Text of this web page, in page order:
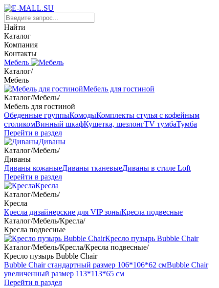
Найти
Каталог
Компания
Контакты
Мебель
Каталог/
Мебель
Мебель для гостиной
Каталог/Мебель/
Мебель для гостиной
Обеденные группыКомодыКомплекты стулья с кофейным
столикомВинный шкафКушетка, шезлонгTV тумбаТумба
Перейти в раздел
Диваны
Каталог/Мебель/
Диваны
Диваны кожаныеДиваны тканевыеДиваны в стиле Loft
Перейти в раздел
Кресла
Каталог/Мебель/
Кресла
Кресла дизайнерские для VIP зоныКресла подвесные
Каталог/Мебель/Кресла/
Кресла подвесные
Кресло пузырь Bubble Chair
Каталог/Мебель/Кресла/Кресла подвесные/
Кресло пузырь Bubble Chair
Bubble Chair стандартный размер 106*106*62 смBubble Chair
увеличенный размер 113*113*65 см
Перейти в раздел